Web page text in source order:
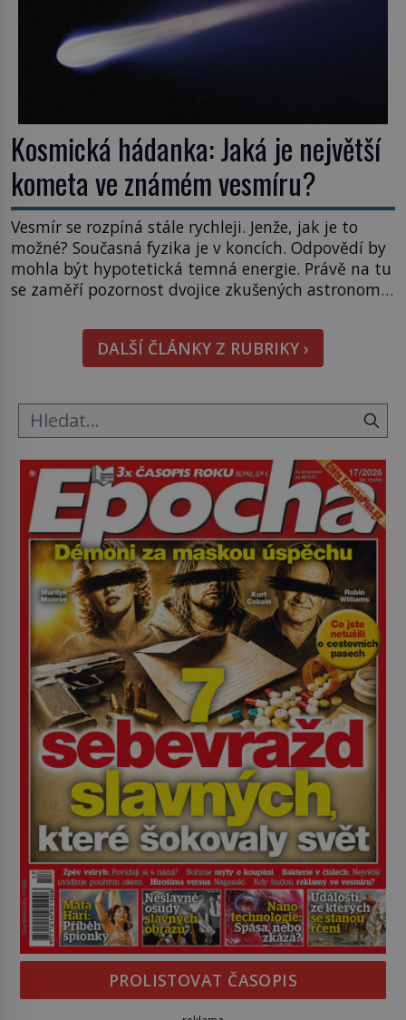
Kosmická hádanka: Jaká je největší
kometa ve známém vesmíru?
Vesmír se rozpíná stále rychleji. Jenže, jak je to
možné? Současná fyzika je v koncích. Odpovědí by
mohla být hypotetická temná energie. Právě na tu
se zaměří pozornost dvojice zkušených astronomů.
hmatatelnějšího. Naprosto rekordní kometu!
Astronomové Pedro Bernardinelli a Gary Bernstein
mravenčí prací zkoumají archivní snímky v rámci
DALŠÍ ČLÁNKY Z RUBRIKY ›
PROLISTOVAT ČASOPIS